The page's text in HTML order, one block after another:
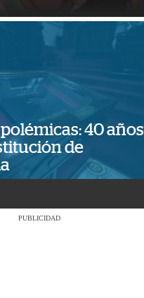
40 años
de
PUBLICIDAD